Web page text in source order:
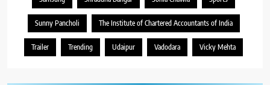
Sunny Pancholi The Institute of Chartered Accountants of India
Trailer Trending Udaipur Vadodara Vicky Mehta